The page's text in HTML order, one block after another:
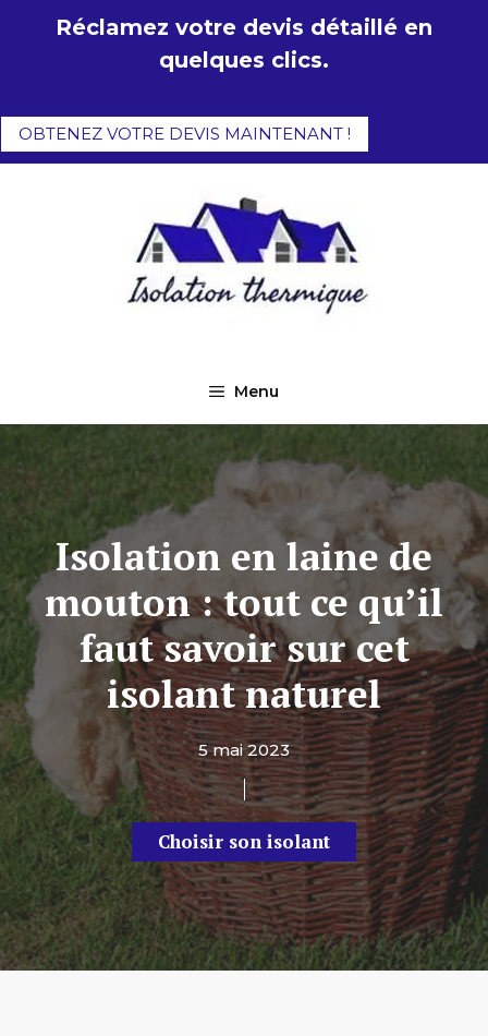
Réclamez votre devis détaillé en
quelques clics.
OBTENEZ VOTRE DEVIS MAINTENANT !
Menu
Isolation en laine de
mouton : tout ce qu’il
faut savoir sur cet
isolant naturel
5 mai 2023
Choisir son isolant